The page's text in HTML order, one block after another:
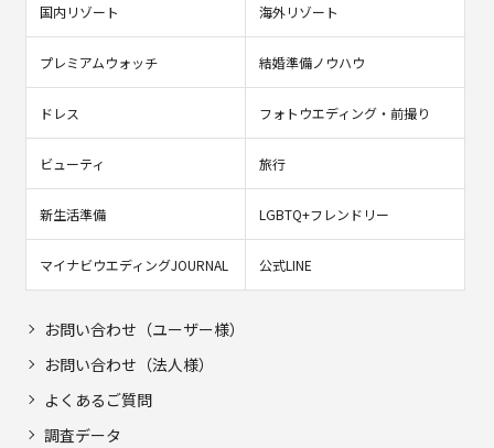
国内リゾート 海外リゾート
プレミアムウォッチ 結婚準備ノウハウ
ドレス フォトウエディング・前撮り
ビューティ 旅行
新生活準備 LGBTQ+フレンドリー
マイナビウエディングJOURNAL 公式LINE
お問い合わせ（ユーザー様）
お問い合わせ（法人様）
よくあるご質問
調査データ